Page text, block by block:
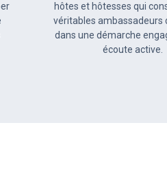
hôtes et hôtesses qui
véritables ambassadeurs
dans une démarche
écoute active.